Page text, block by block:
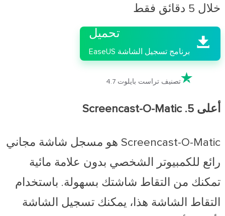
خلال 5 دقائق فقط


تحميل
برنامج تسجيل الشاشة EaseUS
تصنيف تراست بايلوت 4.7
أعلى 5. Screencast-O-Matic
Screencast-O-Matic هو مسجل شاشة مجاني
رائع للكمبيوتر الشخصي بدون علامة مائية
تمكنك من التقاط شاشتك بسهولة. باستخدام
التقاط الشاشة هذا، يمكنك تسجيل الشاشة